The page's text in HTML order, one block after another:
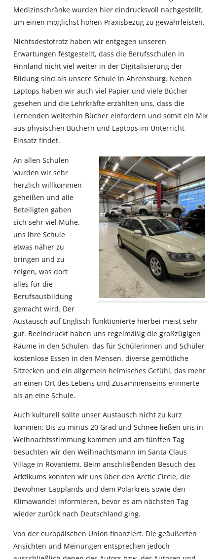
Medizinschränke wurden hier eindrucksvoll nachgestellt,
um einen möglichst hohen Praxisbezug zu gewährleisten.
Nichtsdestotrotz haben wir entgegen unseren
Erwartungen festgestellt, dass die Berufsschulen in
Finnland nicht viel weiter in der Digitalisierung der
Bildung sind als unsere Schule in Ahrensburg. Neben
Laptops haben wir auch viel Papier und viele Bücher
gesehen und die Lehrkräfte erzählten uns, dass die
Lernenden weiterhin Bücher einfordern und somit ein Mix
aus physischen Büchern und Laptops im Unterricht
Einsatz findet.
An allen Schulen
wurden wir sehr
herzlich willkommen
geheißen und alle
Beteiligten gaben
sich sehr viel Mühe,
uns ihre Schule
etwas näher zu
bringen und zu
zeigen, was dort
alles für die
Berufsausbildung
gemacht wird. Der
Austausch auf Englisch funktionierte hierbei meist sehr
gut. Beeindruckt haben uns regelmäßig die großzügigen
Räume in den Schulen, das für Schülerinnen und Schüler
kostenlose Essen in den Mensen, diverse gemütliche
Sitzecken und ein allgemein heimisches Gefühl, das mehr
an einen Ort des Lebens und Zusammenseins erinnerte
als an eine Schule.
Auch kulturell sollte unser Austausch nicht zu kurz
kommen: Bis zu minus 20 Grad und Schnee ließen uns in
Weihnachtsstimmung kommen und am fünften Tag
besuchten wir den Weihnachtsmann im Santa Claus
Village in Rovaniemi. Beim anschließenden Besuch des
Arktikums konnten wir uns über den Arctic Circle, die
Bewohner Lapplands und dem Polarkreis sowie den
Klimawandel informieren, bevor es am nächsten Tag
wieder zurück nach Deutschland ging.
Von der europäischen Union finanziert. Die geäußerten
Ansichten und Meinungen entsprechen jedoch